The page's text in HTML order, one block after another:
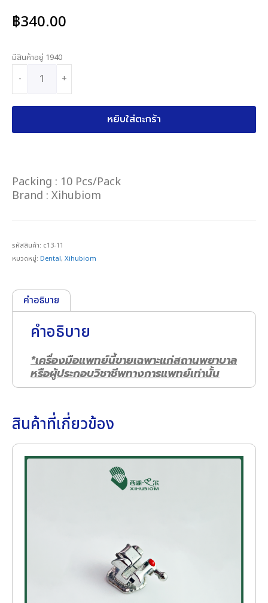
฿340.00
มีสินค้าอยู่ 1940
- +
หยิบใส่ตะกร้า
Packing : 10 Pcs/Pack
Brand : Xihubiom
รหัสสินค้า: c13-11
หมวดหมู่: Dental, Xihubiom
คำอธิบาย
คำอธิบาย
*เครื่องมือแพทย์นี้ขายเฉพาะแก่สถานพยาบาล
หรือผู้ประกอบวิชาชีพทางการแพทย์เท่านั้น
สินค้าที่เกี่ยวข้อง